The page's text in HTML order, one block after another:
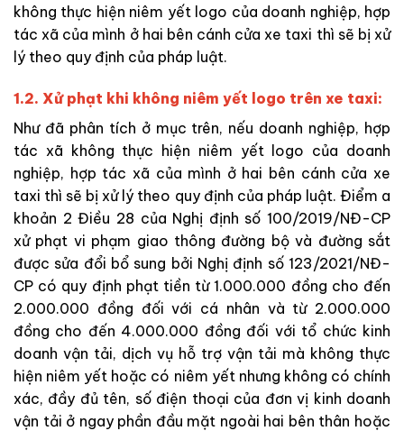
không thực hiện niêm yết logo của doanh nghiệp, hợp
tác xã của mình ở hai bên cánh cửa xe taxi thì sẽ bị xử
lý theo quy định của pháp luật.
1.2. Xử phạt khi không niêm yết logo trên xe taxi:
Như đã phân tích ở mục trên, nếu doanh nghiệp, hợp
tác xã không thực hiện niêm yết logo của doanh
nghiệp, hợp tác xã của mình ở hai bên cánh cửa xe
taxi thì sẽ bị xử lý theo quy định của pháp luật. Điểm a
khoản 2 Điều 28 của Nghị định số 100/2019/NĐ-CP
xử phạt vi phạm giao thông đường bộ và đường sắt
được sửa đổi bổ sung bởi Nghị định số 123/2021/NĐ-
CP có quy định phạt tiền từ 1.000.000 đồng cho đến
2.000.000 đồng đối với cá nhân và từ 2.000.000
đồng cho đến 4.000.000 đồng đối với tổ chức kinh
doanh vận tải, dịch vụ hỗ trợ vận tải mà không thực
hiện niêm yết hoặc có niêm yết nhưng không có chính
xác, đầy đủ tên, số điện thoại của đơn vị kinh doanh
vận tải ở ngay phần đầu mặt ngoài hai bên thân hoặc